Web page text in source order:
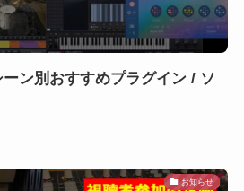
ン別おすすめプラグイン / ソ
お知らせ